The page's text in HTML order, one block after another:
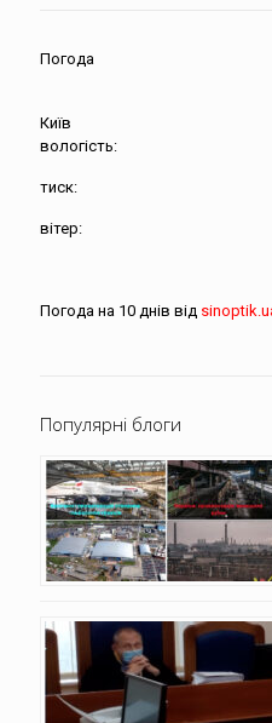
Погода
Київ
вологість:
тиск:
вітер:
Погода на 10 днів від
Популярні блоги